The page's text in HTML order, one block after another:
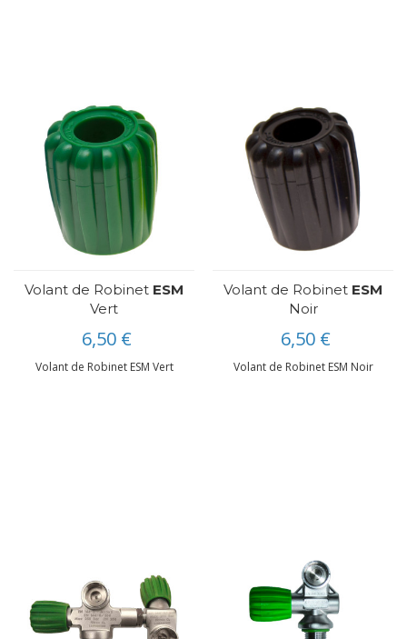
Volant de Robinet ESM
Vert
6,50 €
Volant de Robinet ESM Vert
Volant de Robinet ESM
Noir
6,50 €
Volant de Robinet ESM Noir